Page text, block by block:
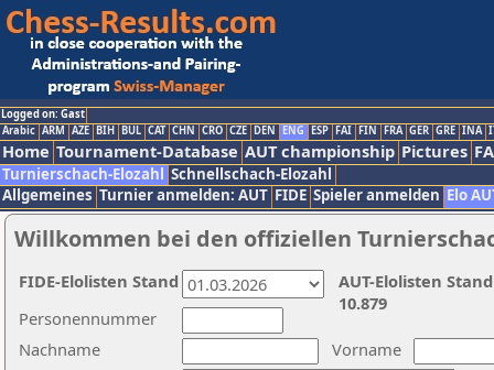
Logged on: Gast
Arabic ARM AZE BIH BUL CAT CHN CRO CZE DEN ENG ESP FAI FIN FRA GER GRE INA
Home Tournament-Database AUT championship Pictures
Turnierschach-Elozahl Schnellschach-Elozahl
Allgemeines Turnier anmelden: AUT FIDE Spieler anmelden Elo
Willkommen bei den offiziellen
Nachname
Vorname
Personennummer
AUT-Elolisten
10.879
FIDE-Elolisten Stand